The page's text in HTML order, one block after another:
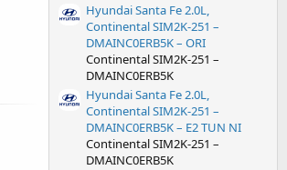
Hyundai Santa Fe 2.0L,
Continental SIM2K-251 –
DMAINC0ERB5K – ORI
Continental SIM2K-251 –
DMAINC0ERB5K
Hyundai Santa Fe 2.0L,
Continental SIM2K-251 –
DMAINC0ERB5K – E2 TUN NI
Continental SIM2K-251 –
DMAINC0ERB5K